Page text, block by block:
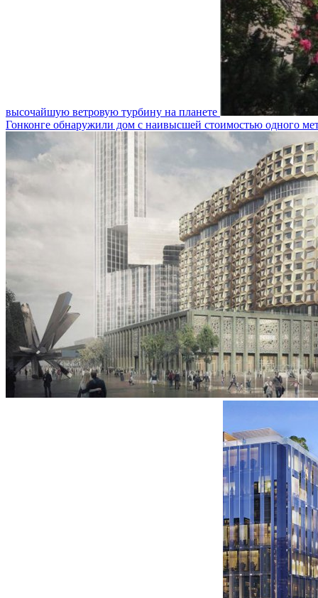
высочайшую ветровую турбину на планете
Гонконге обнаружили дом с наивысшей стоимостью одного